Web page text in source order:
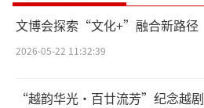
2020年4月至12月，
对垣曲北白鹅墓地进行了
，发现两周之际高等
文博会探索“文化+”融合新路径
2026-05-22 11:32:39
“越韵华光·百廿流芳”纪念越